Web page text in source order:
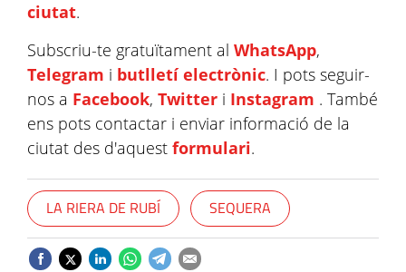
ciutat.
Subscriu-te gratuïtament al WhatsApp,
Telegram i butlletí electrònic. I pots seguir-
nos a Facebook, Twitter i Instagram . També
ens pots contactar i enviar informació de la
ciutat des d'aquest formulari.
LA RIERA DE RUBÍ SEQUERA